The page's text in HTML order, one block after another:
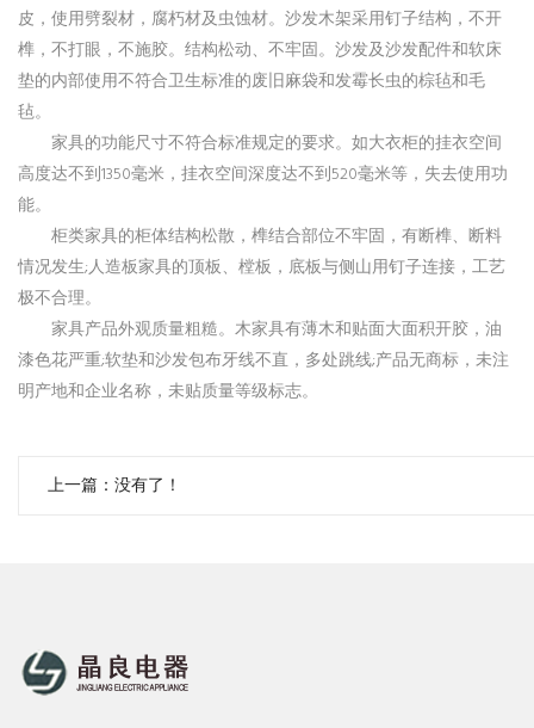
皮，使用劈裂材，腐朽材及虫蚀材。沙发木架采用钉子结构，不开
榫，不打眼，不施胶。结构松动、不牢固。沙发及沙发配件和软床
垫的内部使用不符合卫生标准的废旧麻袋和发霉长虫的棕毡和毛
毡。
家具的功能尺寸不符合标准规定的要求。如大衣柜的挂衣空间
高度达不到1350毫米，挂衣空间深度达不到520毫米等，失去使用功
能。
柜类家具的柜体结构松散，榫结合部位不牢固，有断榫、断料
情况发生;人造板家具的顶板、樘板，底板与侧山用钉子连接，工艺
极不合理。
家具产品外观质量粗糙。木家具有薄木和贴面大面积开胶，油
漆色花严重;软垫和沙发包布牙线不直，多处跳线;产品无商标，未注
明产地和企业名称，未贴质量等级标志。
上一篇：没有了！